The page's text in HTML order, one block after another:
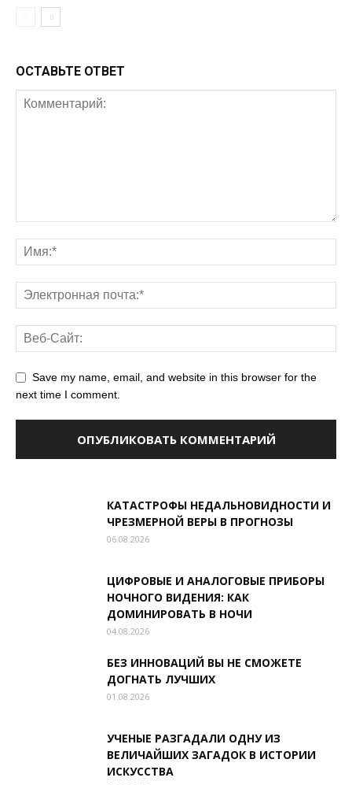
ОСТАВЬТЕ ОТВЕТ
Save my name, email, and website in this browser for the
next time I comment.
КАТАСТРОФЫ НЕДАЛЬНОВИДНОСТИ И
ЧРЕЗМЕРНОЙ ВЕРЫ В ПРОГНОЗЫ
06.08.2026
ЦИФРОВЫЕ И АНАЛОГОВЫЕ ПРИБОРЫ
НОЧНОГО ВИДЕНИЯ: КАК
ДОМИНИРОВАТЬ В НОЧИ
04.08.2026
БЕЗ ИННОВАЦИЙ ВЫ НЕ СМОЖЕТЕ
ДОГНАТЬ ЛУЧШИХ
01.08.2026
УЧЕНЫЕ РАЗГАДАЛИ ОДНУ ИЗ
ВЕЛИЧАЙШИХ ЗАГАДОК В ИСТОРИИ
ИСКУССТВА